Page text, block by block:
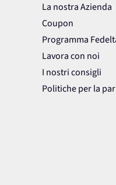
La nostra Azienda
Coupon
Programma
Lavora con noi
I nostri consigli
Politiche per la